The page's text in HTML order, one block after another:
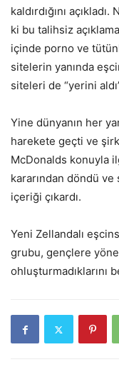
kaldırdığını açıkladı.
ki bu talihsiz
içinde porno ve
sitelerin yanında
siteleri de “yerini
Yine dünyanın her
harekete geçti ve
McDonalds konuyla
kararından döndü
içeriği çıkardı.
Yeni Zellandalı
grubu, gençlere
ohluşturmadıklarını